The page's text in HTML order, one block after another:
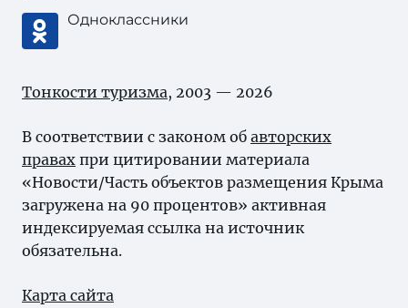
Одноклассники
Тонкости туризма, 2003 — 2026
В соответствии с законом об авторских
правах при цитировании материала
«Новости/Часть объектов размещения Крыма
загружена на 90 процентов» активная
индексируемая ссылка на источник
обязательна.
Карта сайта